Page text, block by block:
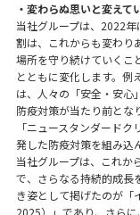
・変わらぬ思いと変えて
当社グループは、2022
割は、これからも変わり
場所を守り続けていくこ
とともに変化します。例
は、人々の「安全・安心
防疫対策が当たり前とな
「ニュースタンダード
発した防疫対策を組み込
当社グループは、これか
で、さらなる持続的成長
き姿として掲げたのが「